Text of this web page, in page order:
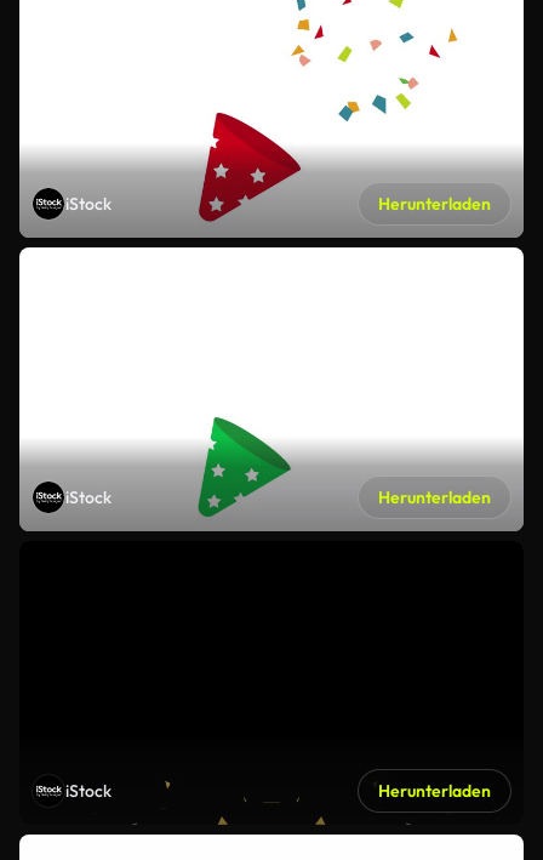
iStock Herunterladen
iStock Herunterladen
iStock Herunterladen